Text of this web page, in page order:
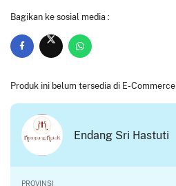
Bagikan ke sosial media :
Produk ini belum tersedia di E-Commerce
Endang Sri Hastuti
PROVINSI